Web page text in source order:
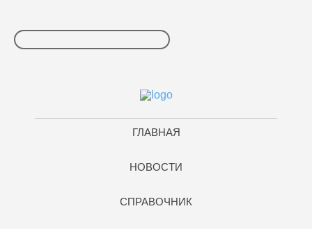
ГЛАВНАЯ
НОВОСТИ
СПРАВОЧНИК